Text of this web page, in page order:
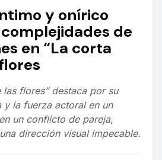
y onírico
de
en “La corta
flores” destaca por su
y la fuerza actoral en un
un conflicto de pareja,
dirección visual impecable.